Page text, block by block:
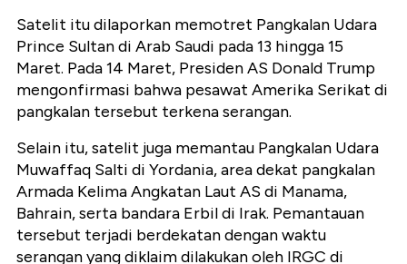
Satelit itu dilaporkan memotret Pangkalan Udara
Prince Sultan di Arab Saudi pada 13 hingga 15
Maret. Pada 14 Maret, Presiden AS Donald Trump
mengonfirmasi bahwa pesawat Amerika Serikat di
pangkalan tersebut terkena serangan.
Selain itu, satelit juga memantau Pangkalan Udara
Muwaffaq Salti di Yordania, area dekat pangkalan
Armada Kelima Angkatan Laut AS di Manama,
Bahrain, serta bandara Erbil di Irak. Pemantauan
tersebut terjadi berdekatan dengan waktu
serangan yang diklaim dilakukan oleh IRGC di